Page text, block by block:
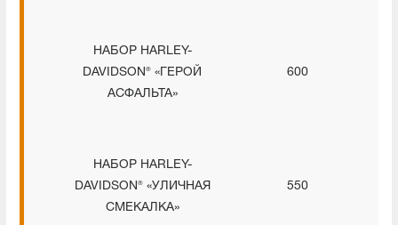
НАБОР HARLEY-
DAVIDSON® «ГЕРОЙ
АСФАЛЬТА»
600
НАБОР HARLEY-
DAVIDSON® «УЛИЧНАЯ
СМЕКАЛКА»
550